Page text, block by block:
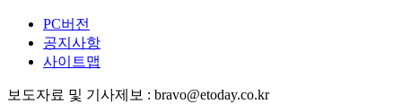
PC버전
공지사항
사이트맵
보도자료 및 기사제보 : bravo@etoday.co.kr